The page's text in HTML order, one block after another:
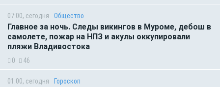
07:00, сегодня Общество
Главное за ночь. Следы викингов в Муроме, дебош в
самолете, пожар на НПЗ и акулы оккупировали
пляжи Владивостока
0 46
01:00, сегодня Гороскоп